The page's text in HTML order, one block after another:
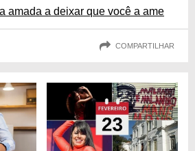
amada a deixar que você a ame
COMPARTILHAR